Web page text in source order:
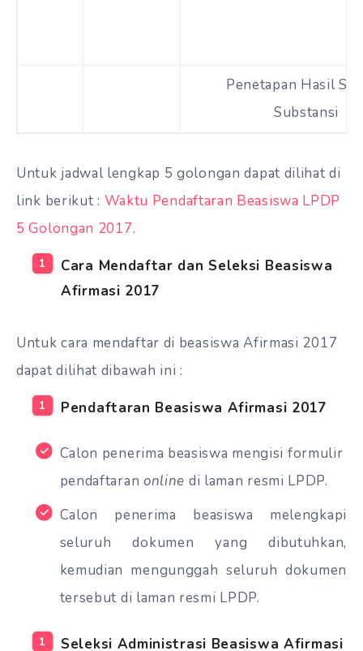
Penetapan Hasil
Substansi
Untuk jadwal lengkap 5 golongan dapat dilihat di
link berikut : Waktu Pendaftaran Beasiswa LPDP
5 Golongan 2017.
Cara Mendaftar dan Seleksi Beasiswa
Afirmasi 2017
Untuk cara mendaftar di beasiswa Afirmasi 2017
dapat dilihat dibawah ini :
Pendaftaran Beasiswa Afirmasi 2017
Calon penerima beasiswa mengisi formulir
pendaftaran online di laman resmi LPDP.
Calon penerima beasiswa melengkapi
seluruh dokumen yang dibutuhkan,
kemudian mengunggah seluruh dokumen
tersebut di laman resmi LPDP.
Seleksi Administrasi Beasiswa Afirmasi